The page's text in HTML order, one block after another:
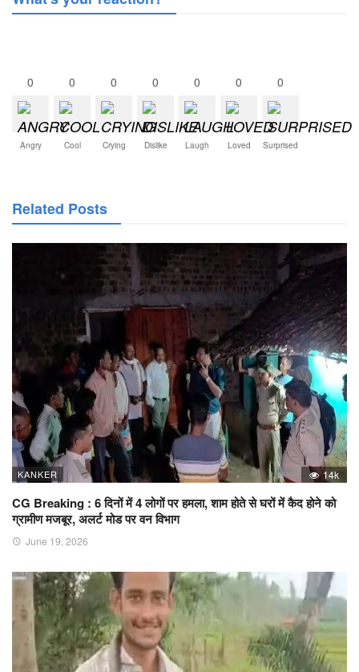
0
Angry
0
Cool
0
Crying
0
Dislike
0
Laugh
0
Loved
0
Surprised
Related Posts
KANKER 14k
CG Breaking : 6 दिनों में 4 लोगों पर हमला, शाम होते से घरों में कैद होने को
ग्रामीण मजबूर, अलर्ट मोड पर वन विभाग
June 19, 2026